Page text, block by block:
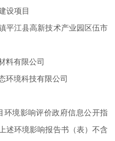
设项目
江县高新技术产业园区伍市
有限公司
境科技有限公司
境影响评价政府信息公开指
述环境影响报告书（表）不含